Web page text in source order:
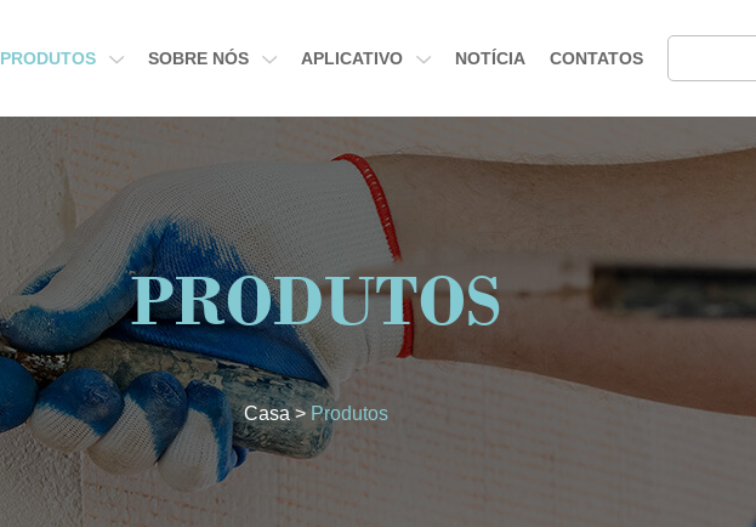
PRODUTOS SOBRE NÓS APLICATIVO NOTÍCIA CONTATOS
PRODUTOS
Casa> Produtos